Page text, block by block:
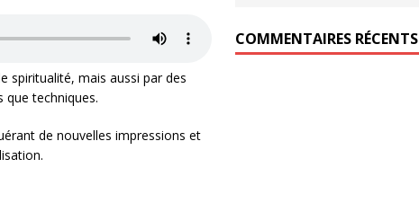
spiritualité, mais aussi par des
que techniques.
de nouvelles impressions et
COMMENTAIRES RÉCENTS